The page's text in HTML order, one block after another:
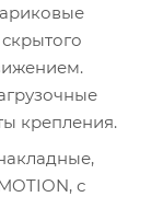
крепления.
с